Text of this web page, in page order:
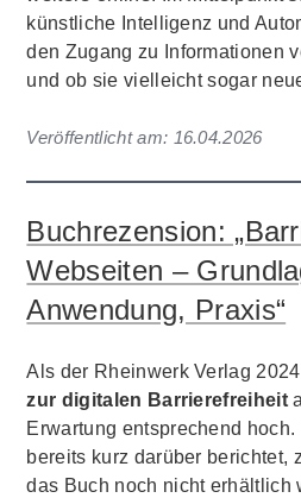
künstliche Intelligenz und
den Zugang zu Informationen
und ob sie vielleicht sogar
Veröffentlicht am: 16.04.2026
Buchrezension:
Webseiten –
Anwendung, Praxis“
Als der Rheinwerk Verlag
zur digitalen Barrierefreiheit
Erwartung entsprechend
bereits kurz darüber berichtet,
das Buch noch nicht erhältlich